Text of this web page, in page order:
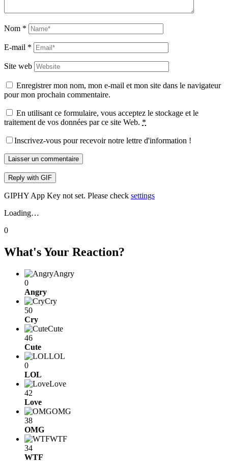
Nom *
E-mail *
Site web
Enregistrer mon nom, mon e-mail et mon site dans le navigateur
pour mon prochain commentaire.
En utilisant ce formulaire, vous acceptez le stockage et le
traitement de vos données par ce site Web. *
Inscrivez-vous pour recevoir notre lettre d'information !
Laisser un commentaire
Reply with GIF
GIPHY App Key not set. Please check settings
Loading…
0
What's Your Reaction?
Angry
0
Angry
Cry
50
Cry
Cute
46
Cute
LOL
0
LOL
Love
42
Love
OMG
38
OMG
WTF
34
WTF